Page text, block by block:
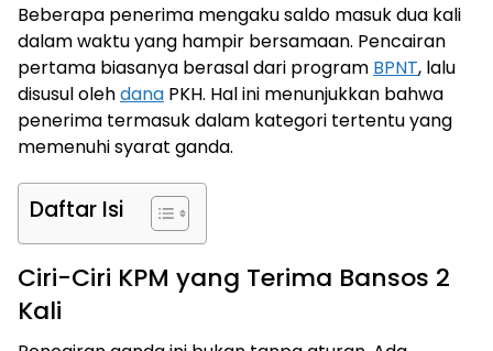
Beberapa penerima mengaku saldo masuk dua kali
dalam waktu yang hampir bersamaan. Pencairan
pertama biasanya berasal dari program BPNT, lalu
disusul olehdana PKH. Hal ini menunjukkan bahwa
penerima termasuk dalam kategori tertentu yang
memenuhi syarat ganda.
Daftar Isi
Ciri-Ciri KPM yang Terima Bansos 2
Kali